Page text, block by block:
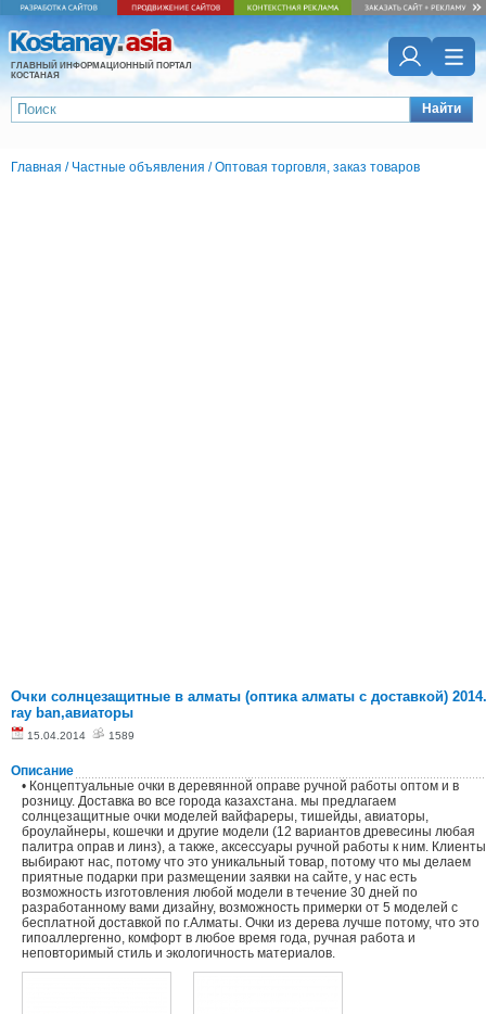
ГЛАВНЫЙ ИНФОРМАЦИОННЫЙ ПОРТАЛ
КОСТАНАЯ
Найти
Главная / Частные объявления /Оптовая торговля, заказ товаров
Очки солнцезащитные в алматы (оптика алматы с доставкой) 2014.
ray ban,авиаторы
15.04.2014 1589
Описание
• Концептуальные очки в деревянной оправе ручной работы оптом и в
розницу. Доставка во все города казахстана. мы предлагаем
солнцезащитные очки моделей вайфареры, тишейды, авиаторы,
броулайнеры, кошечки и другие модели (12 вариантов древесины любая
палитра оправ и линз), а также, аксессуары ручной работы к ним. Клиенты
выбирают нас, потому что это уникальный товар, потому что мы делаем
приятные подарки при размещении заявки на сайте, у нас есть
возможность изготовления любой модели в течение 30 дней по
разработанному вами дизайну, возможность примерки от 5 моделей с
бесплатной доставкой по г.Алматы. Очки из дерева лучше потому, что это
гипоаллергенно, комфорт в любое время года, ручная работа и
неповторимый стиль и экологичность материалов.